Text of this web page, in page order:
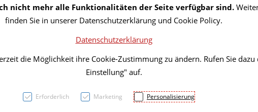
Widmer
PZN: 2979672
nicht mehr alle Funktionalitäten der Seite verfügbar sind.
finden Sie in unserer Datenschutzerklärung und Cookie Policy.
Datenschutzerklärung
die Möglichkeit ihre Cookie-Zustimmung zu ändern. Rufen Sie dazu
Einstellung" auf.
Erforderlich Marketing Personalisierung